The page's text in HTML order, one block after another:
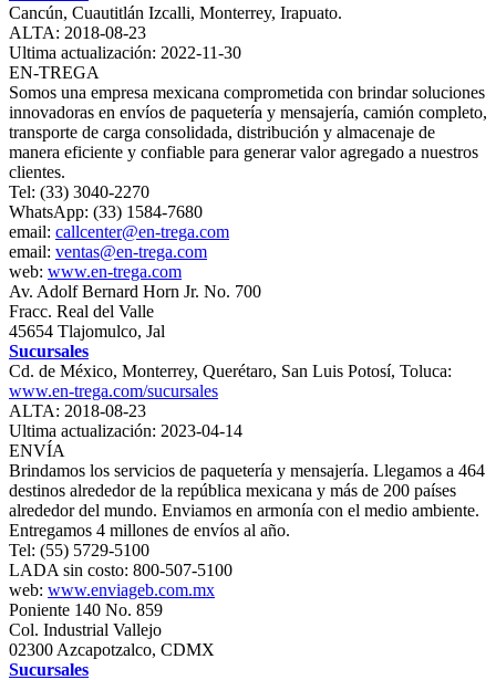
Cancún, Cuautitlán Izcalli, Monterrey, Irapuato.
ALTA: 2018-08-23
Ultima actualización: 2022-11-30
EN-TREGA
Somos una empresa mexicana comprometida con brindar soluciones
innovadoras en envíos de paquetería y mensajería, camión completo,
transporte de carga consolidada, distribución y almacenaje de
manera eficiente y confiable para generar valor agregado a nuestros
clientes.
Tel: (33) 3040-2270
WhatsApp: (33) 1584-7680
email: callcenter@en-trega.com
email: ventas@en-trega.com
web: www.en-trega.com
Av. Adolf Bernard Horn Jr. No. 700
Fracc. Real del Valle
45654 Tlajomulco, Jal
Sucursales
Cd. de México, Monterrey, Querétaro, San Luis Potosí, Toluca:
www.en-trega.com/sucursales
ALTA: 2018-08-23
Ultima actualización: 2023-04-14
ENVÍA
Brindamos los servicios de paquetería y mensajería. Llegamos a 464
destinos alrededor de la república mexicana y más de 200 países
alrededor del mundo. Enviamos en armonía con el medio ambiente.
Entregamos 4 millones de envíos al año.
Tel: (55) 5729-5100
LADA sin costo: 800-507-5100
web: www.enviageb.com.mx
Poniente 140 No. 859
Col. Industrial Vallejo
02300 Azcapotzalco, CDMX
Sucursales